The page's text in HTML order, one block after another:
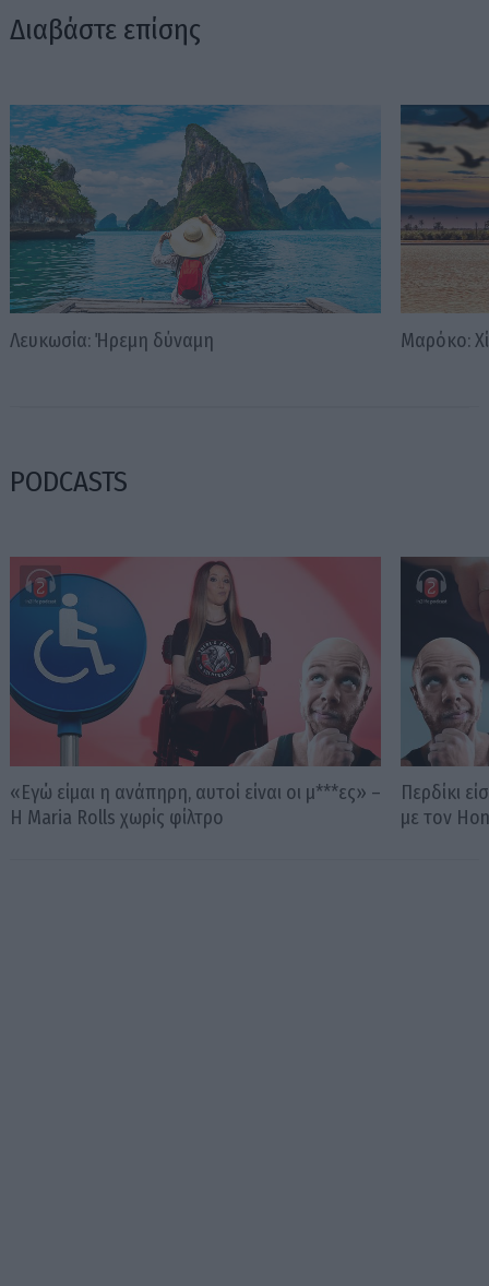
Διαβάστε επίσης
Λευκωσία: Ήρεμη δύναμη Μαρόκο:
PODCASTS
«Εγώ είμαι η ανάπηρη, αυτοί είναι οι μ***ες» –
Η Maria Rolls χωρίς φίλτρο
Περδίκι
με τον